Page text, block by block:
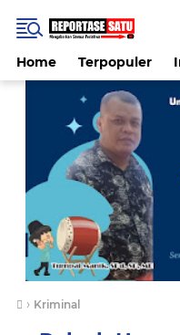
Home Terpopuler
› Kriminal